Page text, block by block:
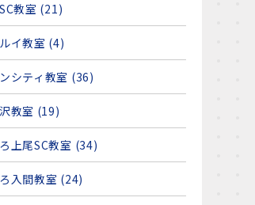
教室 (21)
イ教室 (4)
シティ教室 (36)
教室 (19)
上尾SC教室 (34)
入間教室 (24)